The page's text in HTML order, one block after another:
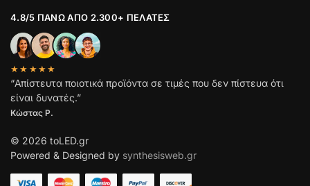
4.8/5 ΠΆΝΩ ΑΠΌ 2.300+ ΠΕΛΆΤΕΣ
★★★★★
“Απίστευτα ποιοτικά προϊόντα σε τιμές που δεν πίστευα ότι
είναι δυνατές.”
Κώστας Ρ.
© 2026 toLED.gr
Powered & Designed by synthesisweb.gr